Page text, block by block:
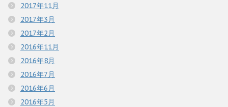
2017年11月
2017年3月
2017年2月
2016年11月
2016年8月
2016年7月
2016年6月
2016年5月